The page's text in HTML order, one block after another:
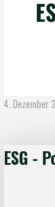
4. Dezember
ESG -